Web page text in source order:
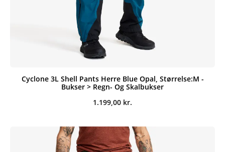
Cyclone 3L Shell Pants Herre Blue Opal, Størrelse:M -
Bukser > Regn- Og Skalbukser
1.199,00 kr.